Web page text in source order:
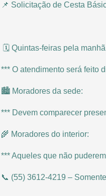
📌 Solicitação de Cesta
🗓️ Quintas-feiras pela
*** O atendimento será feito
🏙️ Moradores da sede:
*** Devem comparecer
🌾 Moradores do interior:
*** Aqueles que não
📞 (55) 3612-4219 –